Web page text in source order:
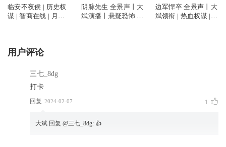
临安不夜侯 | 历史权
谋 | 智商在线 | 月关
阴脉先生 全景声丨大
斌演播丨悬疑恐怖 |
边军悍卒 全景声丨大
斌领衔 | 热血权谋 |
用户评论
三七_8dg
打卡
回复 2024-02-07 1
大斌 回复 @三七_8dg: 👍